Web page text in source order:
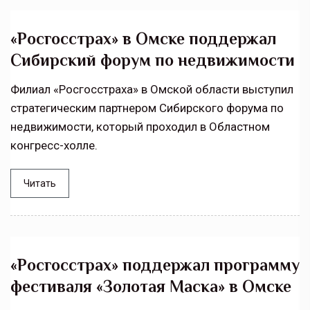
«Росгосстрах» в Омске поддержал
Сибирский форум по недвижимости
Филиал «Росгосстраха» в Омской области выступил
стратегическим партнером Сибирского форума по
недвижимости, который проходил в Областном
конгресс-холле.
Читать
«Росгосстрах» поддержал программу
фестиваля «Золотая Маска» в Омске